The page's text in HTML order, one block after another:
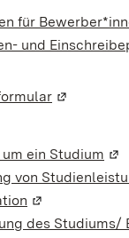
für Bewerber
und
(Wird in
ein Studium
von
(Wird in
des Studiums/